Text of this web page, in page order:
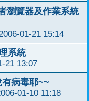
瀏覽器及作業系統
01-21 15:14
系統
21 13:07
病毒耶~~
01-10 11:18